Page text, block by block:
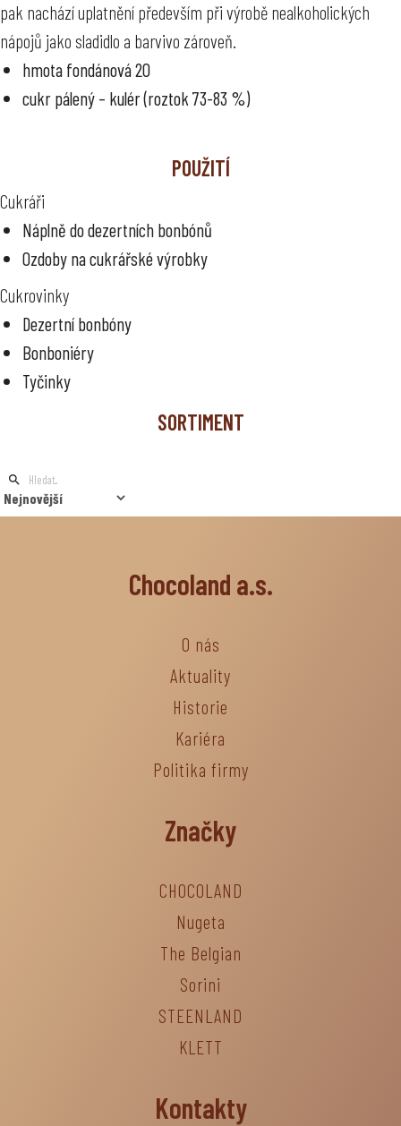
pak nachází uplatnění především při výrobě nealkoholických
nápojů jako sladidlo a barvivo zároveň.
hmota fondánová 20
cukr pálený – kulér (roztok 73-83 %)
POUŽITÍ
Cukráři
Náplně do dezertních bonbónů
Ozdoby na cukrářské výrobky
Cukrovinky
Dezertní bonbóny
Bonboniéry
Tyčinky
SORTIMENT
Chocoland a.s.
O nás
Aktuality
Historie
Kariéra
Politika firmy
Značky
CHOCOLAND
Nugeta
The Belgian
Sorini
STEENLAND
KLETT
Kontakty